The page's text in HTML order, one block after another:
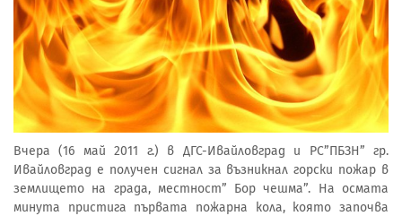
Вчера (16 май 2011 г.) в ДГС-Ивайловград и РС”ПБЗН” гр.
Ивайловград е получен сигнал за възникнал горски пожар в
землището на града, местност” Бор чешма”. На осмата
минута пристига първата пожарна кола, която започва